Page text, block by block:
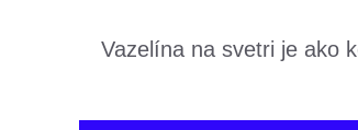
Vazelína na svetri je ako